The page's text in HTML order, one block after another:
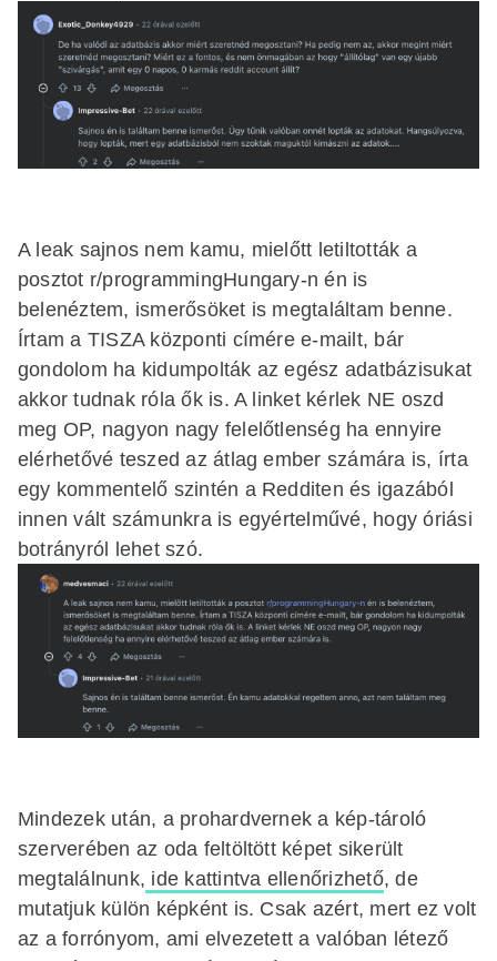
A leak sajnos nem kamu, mielőtt letiltották a
posztot r/programmingHungary-n én is
belenéztem, ismerősöket is megtaláltam benne.
Írtam a TISZA központi címére e-mailt, bár
gondolom ha kidumpolták az egész adatbázisukat
akkor tudnak róla ők is. A linket kérlek NE oszd
meg OP, nagyon nagy felelőtlenség ha ennyire
elérhetővé teszed az átlag ember számára is, írta
egy kommentelő szintén a Redditen és igazából
innen vált számunkra is egyértelművé, hogy óriási
botrányról lehet szó.
Mindezek után, a prohardvernek a kép-tároló
szerverében az oda feltöltött képet sikerült
megtalálnunk, ide kattintva ellenőrizhető, de
mutatjuk külön képként is. Csak azért, mert ez volt
az a forrónyom, ami elvezetett a valóban létező